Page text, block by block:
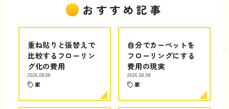
おすすめ記事
重ね貼りと張替えで
比較するフローリン
グ化の費用
2026.08.08
家
自分でカーペットを
フローリングにする
費用の現実
2026.08.08
家